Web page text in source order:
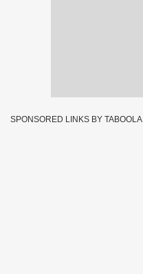
SPONSORED LINKS BY TABOOLA